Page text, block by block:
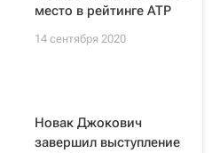
место в рейтинге ATP
14 сентября 2020
Новак Джокович
завершил выступление